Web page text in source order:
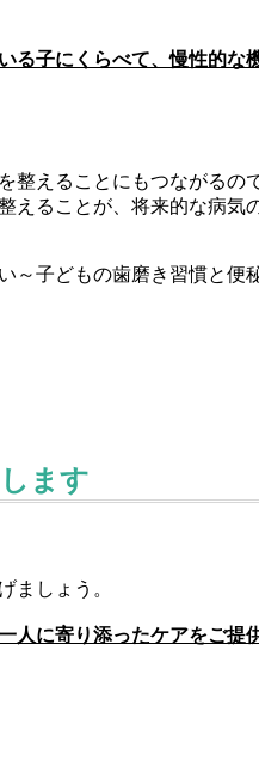
子にくらべて、慢性的
えることにもつながるので
ることが、将来的な病気
～子どもの歯磨き習慣と便
ます
ましょう。
に寄り添ったケアをご提